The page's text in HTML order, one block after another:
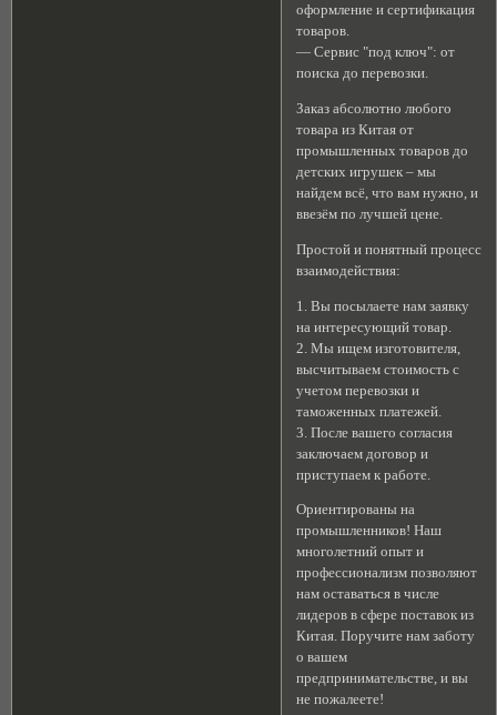
оформление и сертификация
товаров.
— Сервис "под ключ": от
поиска до перевозки.
Заказ абсолютно любого
товара из Китая от
промышленных товаров до
детских игрушек – мы
найдем всё, что вам нужно, и
ввезём по лучшей цене.
Простой и понятный процесс
взаимодействия:
1. Вы посылаете нам заявку
на интересующий товар.
2. Мы ищем изготовителя,
высчитываем стоимость с
учетом перевозки и
таможенных платежей.
3. После вашего согласия
заключаем договор и
приступаем к работе.
Ориентированы на
промышленников! Наш
многолетний опыт и
профессионализм позволяют
нам оставаться в числе
лидеров в сфере поставок из
Китая. Поручите нам заботу
о вашем
предпринимательстве, и вы
не пожалеете!